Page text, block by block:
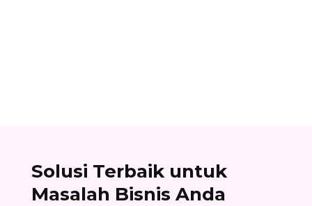
Solusi Terbaik untuk
Masalah Bisnis Anda